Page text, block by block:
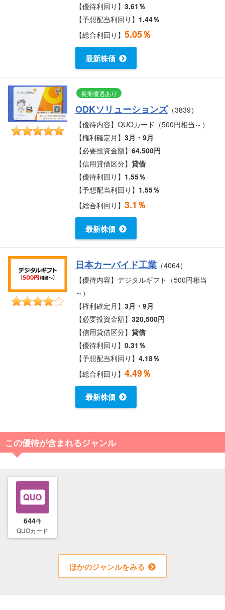
【優待利回り】3.61％
【予想配当利回り】 1.44％
【総合利回り】5.05％
最新株価
長期優遇あり
ODKソリューションズ（3839）
【優待内容】QUOカード（500円相当～）
【権利確定月】3月・9月
【必要投資金額】64,500円
【信用貸借区分】貸借
【優待利回り】 1.55％
【予想配当利回り】 1.55％
【総合利回り】3.1％
最新株価
日本カーバイド工業 （4064）
【優待内容】デジタルギフト（500円相当
～）
【権利確定月】3月・9月
【必要投資金額】320,500円
【信用貸借区分】貸借
【優待利回り】0.31％
【予想配当利回り】4.18％
【総合利回り】4.49％
最新株価
この優待が含まれるジャンル
644件
QUOカード
ほかのジャンルをみる